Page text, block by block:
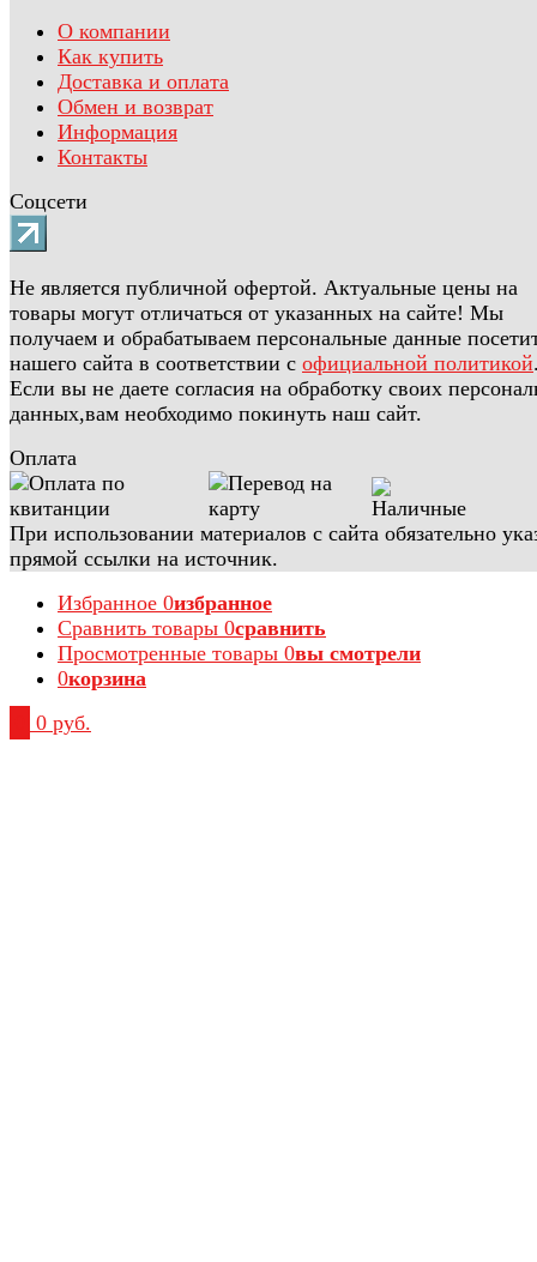
О компании
Как купить
Доставка и оплата
Обмен и возврат
Информация
Контакты
Соцсети
Не является публичной офертой. Актуальные цены на
товары могут отличаться от указанных на сайте! Мы
получаем и обрабатываем персональные данные
нашего сайта в соответствии с официальной политикой
Если вы не даете согласия на обработку своих
данных,вам необходимо покинуть наш сайт.
Оплата
При использовании материалов с сайта обязательно
прямой ссылки на источник.
Избранное 0избранное
Сравнить товары 0сравнить
Просмотренные товары 0вы смотрели
0корзина
0 руб.